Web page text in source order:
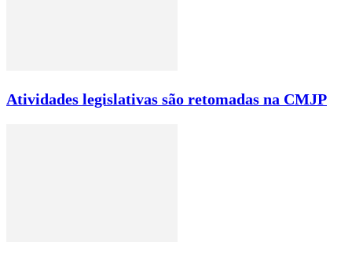
Atividades legislativas são retomadas na CMJP